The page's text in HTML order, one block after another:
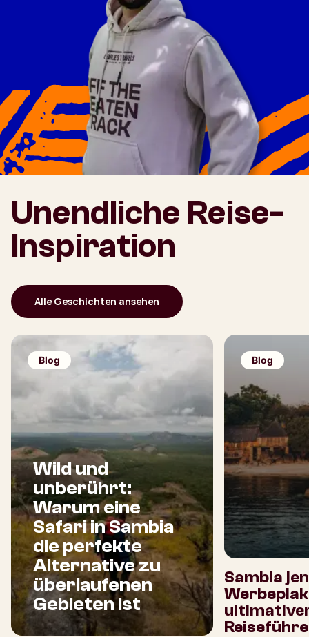
Unendliche Reise-
Inspiration
Alle Geschichten ansehen
Blog
Wild und
unberührt:
Warum eine
Safari in Sambia
die perfekte
Alternative zu
überlaufenen
Gebieten ist
Blog
Sambia